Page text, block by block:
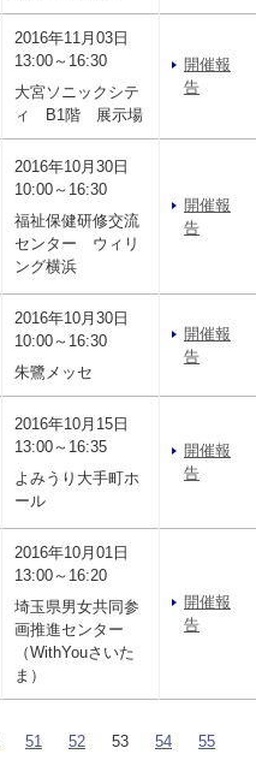
2016年11月03日
13:00～16:30
大宮ソニックシテ
ィ B1階 展示場
開催報
告
2016年10月30日
10:00～16:30
福祉保健研修交流
センター ウィリ
ング横浜
開催報
告
2016年10月30日
10:00～16:30
朱鷺メッセ
開催報
告
2016年10月15日
13:00～16:35
よみうり大手町ホ
ール
開催報
告
2016年10月01日
13:00～16:20
埼玉県男女共同参
画推進センター
（WithYouさいた
ま）
開催報
告
51 52 53 54
55